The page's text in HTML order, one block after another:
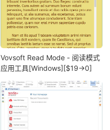
Vovsoft Read Mode - 阅读模式
应用工具[Windows][$19→0]